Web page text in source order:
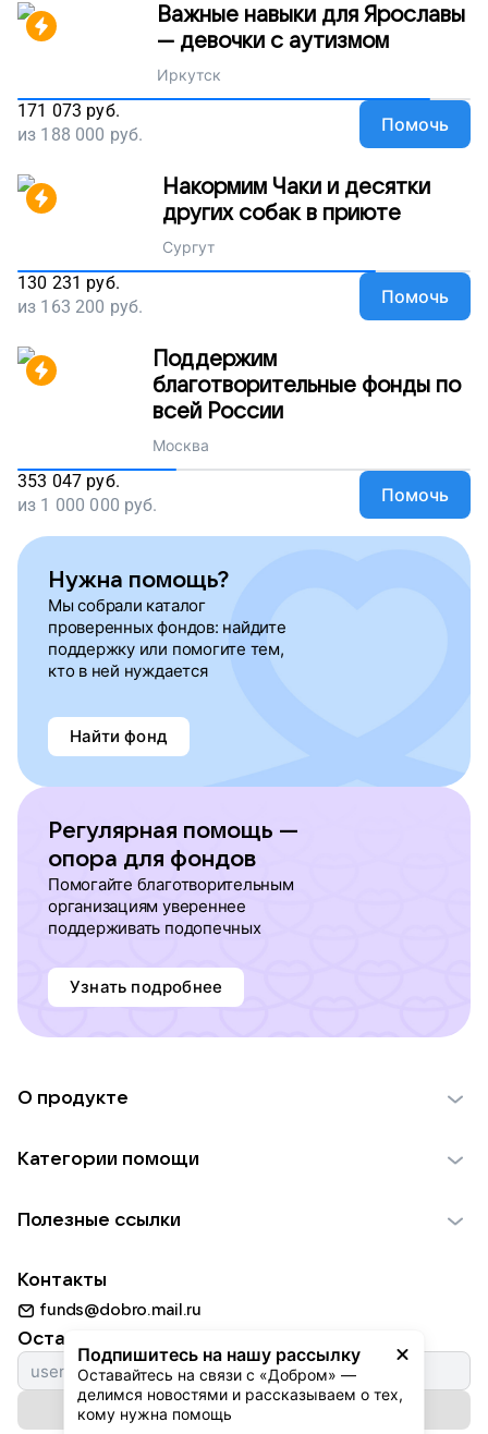
Важные навыки для Ярославы
— девочки с аутизмом
Иркутск
171 073 руб.
из 188 000 руб. Помочь
Накормим Чаки и десятки
других собак в приюте
Сургут
130 231 руб.
из 163 200 руб. Помочь
Поддержим
благотворительные фонды по
всей России
Москва
353 047 руб.
из 1 000 000 руб. Помочь
Нужна помощь?
Мы собрали каталог
проверенных фондов: найдите
поддержку или помогите тем,
кто в ней нуждается
Найти фонд
Регулярная помощь —
опора для фондов
Помогайте благотворительным
организациям увереннее
поддерживать подопечных
Узнать подробнее
Подпишитесь на нашу рассылку
Оставайтесь на связи с «Добром» —
делимся новостями и рассказываем о тех,
кому нужна помощь
О продукте
Использование материалов
Для НКО
Партнерам
Категории помощи
Пожилым
Животным
Природе
Культуре
Фондам
Полезные ссылки
Добрый день
Истории
Автоплатежи
Контакты
funds@dobro.mail.ru
Оставайтесь с нами
Подписаться на рассылку